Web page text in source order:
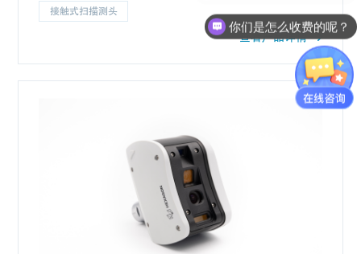
接触式扫描测头
查看产品详情
你们是怎么收费的呢？